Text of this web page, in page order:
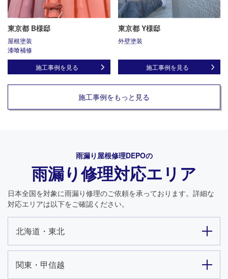
東京都 B様邸
屋根塗装
漆喰補修
施工事例を見る
東京都 Y様邸
外壁塗装
施工事例を見る
施工事例をもっと見る
雨漏り屋根修理DEPOの
雨漏り修理対応エリア
日本全国を対象に雨漏り修理のご依頼を承っております。詳細な
対応エリアは以下をご確認ください。
北海道・東北
関東・甲信越